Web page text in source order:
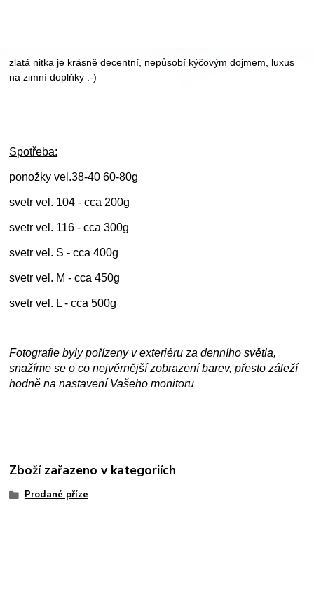
zlatá nitka je krásně decentní, nepůsobí kýčovým dojmem, luxus
na zimní doplňky :-)
Spotřeba:
ponožky vel.38-40 60-80g
svetr vel. 104 - cca 200g
svetr vel. 116 - cca 300g
svetr vel. S - cca 400g
svetr vel. M - cca 450g
svetr vel. L - cca 500g
Fotografie byly pořízeny v exteriéru za denního světla,
snažíme se o co nejvěrnější zobrazení barev, přesto záleží
hodně na nastavení Vašeho monitoru
Zboží zařazeno v kategoriích
Prodané příze